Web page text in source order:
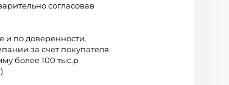
согласовав
и по доверенности.
за счет покупателя.
более 100 тыс.р